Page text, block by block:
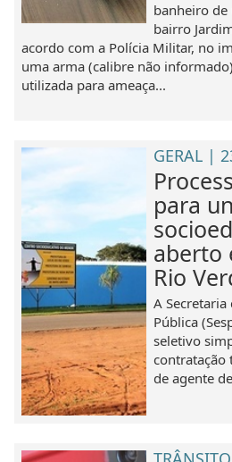
banheiro de
bairro
acordo com a Polícia Militar, no
uma arma (calibre não
utilizada para ameaça...
GERAL |
para
aberto
Rio
A Secretaria
Pública
seletivo
contratação
de agente